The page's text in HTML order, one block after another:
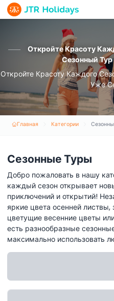
Откройте Красоту
Сезонный
Откройте Красоту Каждого
Уже
Главная Категории
Сезонные Туры
Добро пожаловать в нашу
каждый сезон открывает
приключений и открытий!
яркие цвета осенней
цветущие весенние цветы
есть разнообразные
максимально использовать